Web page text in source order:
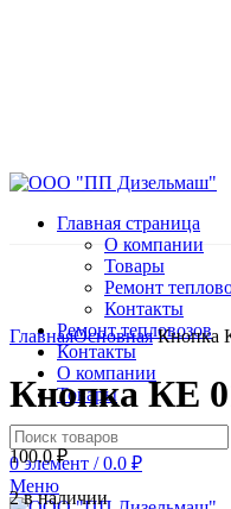
Главная страница
О компании
Товары
Ремонт
Контакты
Ремонт тепловозов
Контакты
О компании
Товары
0элемент / 0.0 ₽
Меню
Нажмите, чтобы увеличить
ГлавнаяОсновнаяКнопка
Кнопка КЕ
100.0₽
2 в наличии